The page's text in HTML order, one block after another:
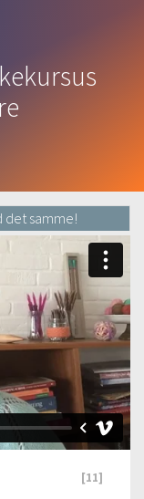
det samme!
[11]